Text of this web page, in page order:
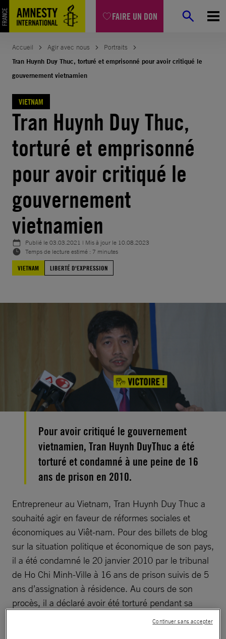
FAIRE UN DON
Aller
au
contenu
Accueil Agir avec nous
Portraits
Tran Huynh Duy Thuc, torturé et emprisonné pour avoir critiqué le
gouvernement vietnamien
VIETNAM
Tran Huynh Duy Thuc,
torturé et emprisonné
pour avoir critiqué le
gouvernement
vietnamien
Publié le03.03.2021 | Mis à jour le 10.08.2023
Temps de lecture estimé : 7 minutes
VIETNAM
LIBERTÉ D'EXPRESSION
Pour avoir critiqué le gouvernement
vietnamien, Tran Huynh DuyThuc a été
torturé et condamné à une peine de 16
ans de prison en 2010.
Entrepreneur au Vietnam, Tran Huynh Duy Thuc a
souhaité agir en faveur de réformes sociales et
économiques au Viêt-nam. Pour des billets de blog
sur la situation politique et économique de son pays,
il a été condamné le 20 janvier 2010 par le tribunal
de Ho Chi Minh-Ville à 16 ans de prison suivis de 5
ans d’assignation à résidence. Au cours de son
procès, il a déclaré avoir été torturé pendant sa
détention. Les autorités souhaitaient l’obliger à «
Continuer sans accepter